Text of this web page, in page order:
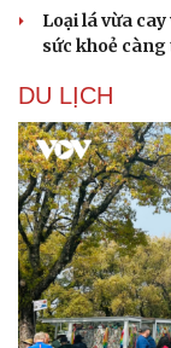
Tư vấn
Săn Tour
Loại lá vừa
sức khoẻ
DU LỊCH